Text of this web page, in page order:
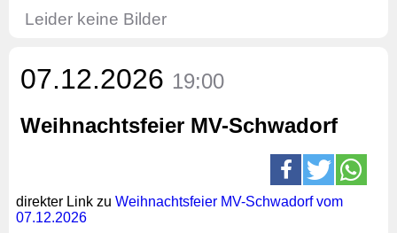
Leider keine Bilder
07.12.2026 19:00
Weihnachtsfeier MV-Schwadorf
direkter Link zu Weihnachtsfeier MV-Schwadorf vom
07.12.2026